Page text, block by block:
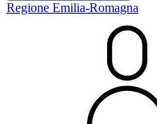
Regione Emilia-Romagna